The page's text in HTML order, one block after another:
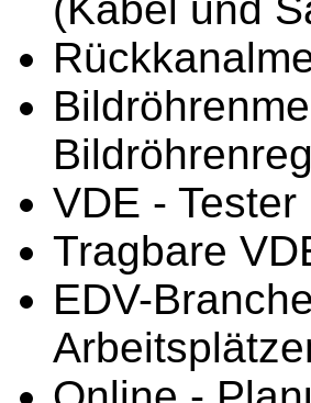
VDE - Tester
Tragbare
EDV-